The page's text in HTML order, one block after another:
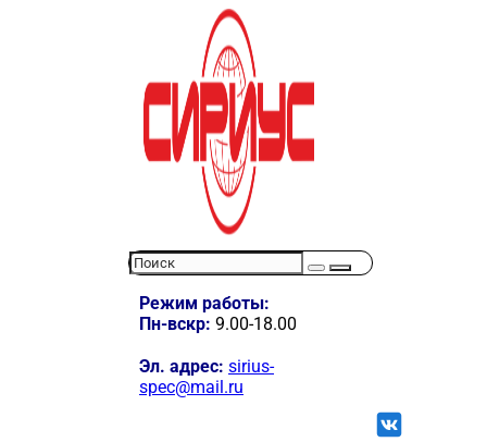
Режим работы:
Пн-вскр: 9.00-18.00
Эл. адрес: sirius-
spec@mail.ru